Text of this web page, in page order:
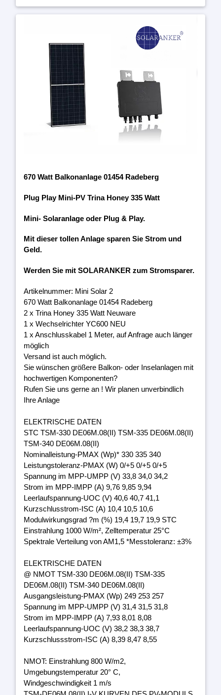
670 Watt Balkonanlage 01454 Radeberg
Plug Play Mini-PV Trina Honey 335 Watt
Mini- Solaranlage oder Plug & Play.
Mit dieser tollen Anlage sparen Sie Strom und
Geld.
Werden Sie mit SOLARANKER zum Stromsparer.
Artikelnummer: Mini Solar 2
670 Watt Balkonanlage 01454 Radeberg
2 x Trina Honey 335 Watt Neuware
1 x Wechselrichter YC600 NEU
1 x Anschlusskabel 1 Meter, auf Anfrage auch länger
möglich
Versand ist auch möglich.
Sie wünschen größere Balkon- oder Inselanlagen mit
hochwertigen Komponenten?
Rufen Sie uns gerne an ! Wir planen unverbindlich
Ihre Anlage
ELEKTRISCHE DATEN
STC TSM-330 DE06M.08(II) TSM-335 DE06M.08(II)
TSM-340 DE06M.08(II)
Nominalleistung-PMAX (Wp)* 330 335 340
Leistungstoleranz-PMAX (W) 0/+5 0/+5 0/+5
Spannung im MPP-UMPP (V) 33,8 34,0 34,2
Strom im MPP-IMPP (A) 9,76 9,85 9,94
Leerlaufspannung-UOC (V) 40,6 40,7 41,1
Kurzschlusstrom-ISC (A) 10,4 10,5 10,6
Modulwirkungsgrad ?m (%) 19,4 19,7 19,9 STC
Einstrahlung 1000 W/m², Zelltemperatur 25°C
Spektrale Verteilung von AM1,5 *Messtoleranz: ±3%
ELEKTRISCHE DATEN
@ NMOT TSM-330 DE06M.08(II) TSM-335
DE06M.08(II) TSM-340 DE06M.08(II)
Ausgangsleistung-PMAX (Wp) 249 253 257
Spannung im MPP-UMPP (V) 31,4 31,5 31,8
Strom im MPP-IMPP (A) 7,93 8,01 8,08
Leerlaufspannung-UOC (V) 38,2 38,3 38,7
Kurzschlussstrom-ISC (A) 8,39 8,47 8,55
NMOT: Einstrahlung 800 W/m2,
Umgebungstemperatur 20° C,
Windgeschwindigkeit 1 m/s